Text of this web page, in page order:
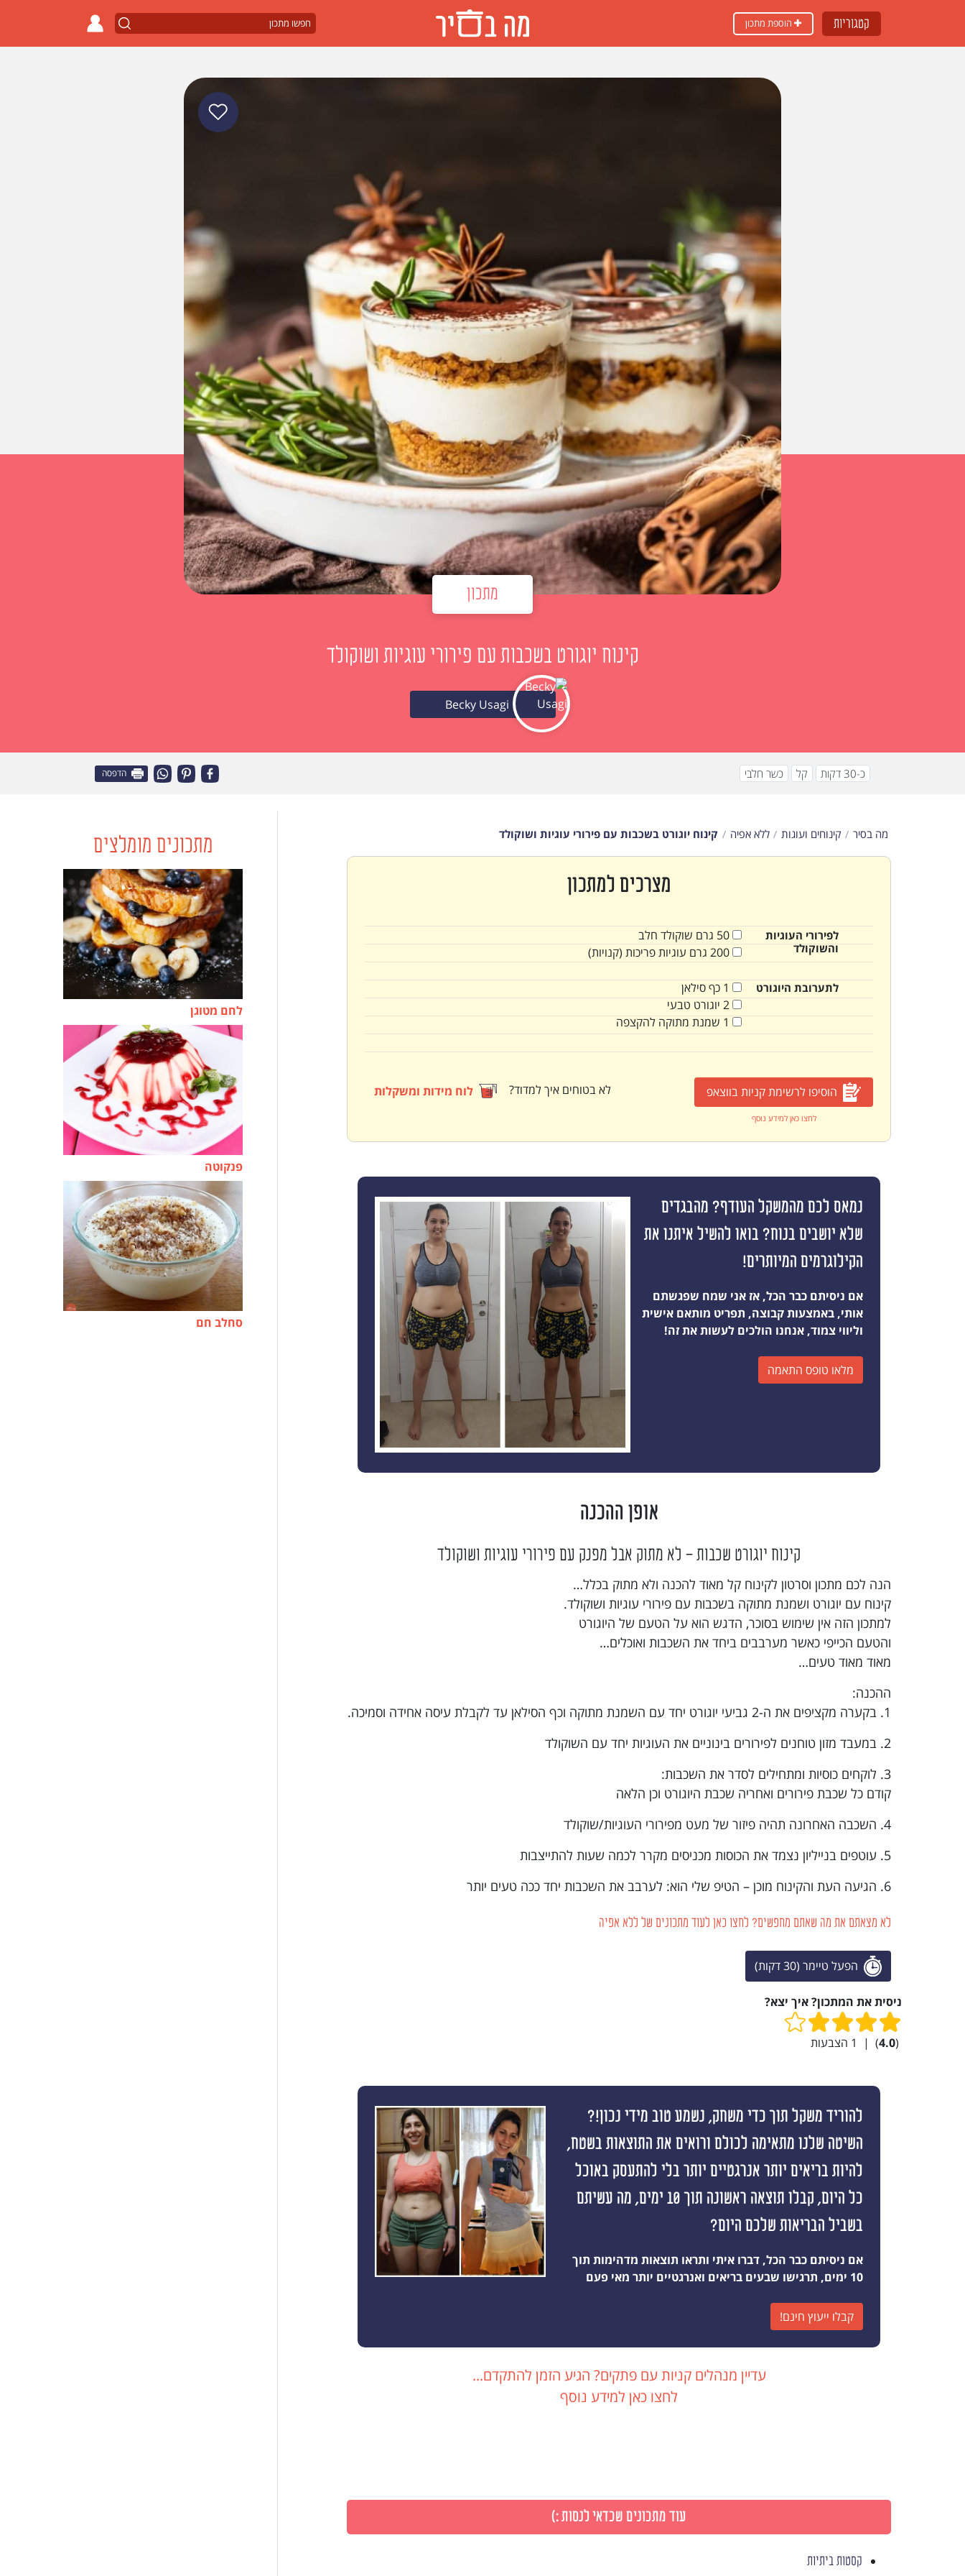
קטגוריות
מתכון
קינוח יוגורט בשכבות עם פירורי עוגיות ושוקולד
Becky Usagi
כ-30 דקות קל כשר חלבי הדפסה
מה בסיר קינוחים ועוגות ללא אפיה קינוח יוגורט בשכבות עם פירורי עוגיות ושוקולד
מצרכים למתכון
לפירורי העוגיות
והשוקולד
50 גרם שוקולד חלב
200 גרם עוגיות פריכות (קנויות)
לתערובת היוגורט 1 כףסילאן
2 יוגורט טבעי
1 שמנת מתוקה להקצפה
הוסיפו לרשימת קניות בווצאפ
לחצו כאן למידע נוסף
לא בטוחים איך למדוד? לוח מידות ומשקלות
נמאס לכם מהמשקל העודף? מהבגדים
שלא יושבים בנוח? בואו להשיל איתנו את
הקילוגרמים המיותרים!
אם ניסיתם כבר הכל, אז אני שמח שפגשתם
אותי, באמצעות קבוצה, תפריט מותאם אישית
וליווי צמוד, אנחנו הולכים לעשות את זה!
מלאו טופס התאמה
אופן ההכנה
קינוח יוגורט שכבות - לא מתוק אבל מפנק עם פירורי עוגיות ושוקולד
הנה לכם מתכון וסרטון לקינוח קל מאוד להכנה ולא מתוק בכלל…
קינוח עם יוגורט ושמנת מתוקה בשכבות עם פירורי עוגיות ושוקולד.
למתכון הזה אין שימוש בסוכר, הדגש הוא על הטעם של היוגורט
והטעם הכייפי כאשר מערבבים ביחד את השכבות ואוכלים…
מאוד מאוד טעים…
ההכנה:
1. בקערה מקציפים את ה-2 גביעי יוגורט יחד עם השמנת מתוקה וכף הסילאן עד לקבלת עיסה אחידה וסמיכה.
2. במעבד מזון טוחנים לפירורים בינוניים את העוגיות יחד עם השוקולד
3. לוקחים כוסיות ומתחילים לסדר את השכבות:
קודם כל שכבת פירורים ואחריה שכבת היוגורט וכן הלאה
4. השכבה האחרונה תהיה פיזור של מעט מפירורי העוגיות/שוקולד
5. עוטפים בנייליון נצמד את הכוסות מכניסים מקרר לכמה שעות להתייצבות
6. הגיעה העת והקינוח מוכן – הטיפ שלי הוא: לערבב את השכבות יחד ככה טעים יותר
לא מצאתם את מה שאתם מחפשים? לחצו כאן לעוד מתכונים של ללא אפיה
הפעל טיימר (30 דקות)
ניסית את המתכון? איך יצא?
(
4.0
)
|
1 הצבעות
להוריד משקל תוך כדי משחק, נשמע טוב מידי נכון!?
השיטה שלנו מתאימה לכולם ורואים את התוצאות בשטח,
להיות בריאים יותר אנרגטיים יותר בלי להתעסק באוכל
כל היום, קבלו תוצאה ראשונה תוך 10 ימים, מה עשיתם
בשביל הבריאות שלכם היום?
אם ניסיתם כבר הכל, דברו איתי ותראו תוצאות מדהימות תוך
10 ימים, תרגישו שבעים בריאים ואנרגטיים יותר מאי פעם
קבלו ייעוץ חינם!
עדיין מנהלים קניות עם פתקים? הגיע הזמן להתקדם...
לחצו כאן למידע נוסף
עוד מתכונים שכדאי לנסות :)
קסטות ביתיות
מתכונים מומלצים
לחם מטוגן
פנקוטה
סחלב חם